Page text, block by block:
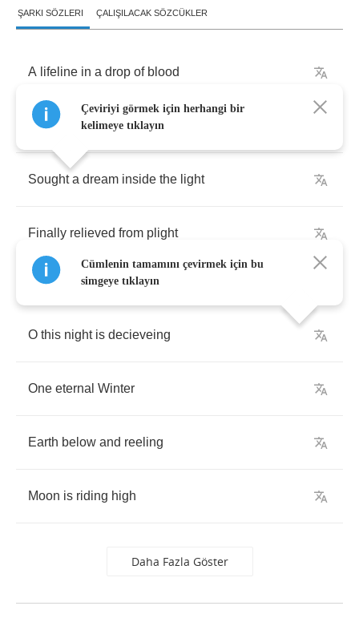
ŞARKI SÖZLERI ÇALIŞILACAK SÖZCÜKLER
A lifeline in a drop of blood
A dying wish to shut a God
Sought a dream inside the light
Finally relieved from plight
O this night is decieveing
One eternal Winter
Earth below and reeling
Moon is riding high
Daha Fazla Göster
Çeviriyi görmek için herhangi bir
kelimeye tıklayın
Cümlenin tamamını çevirmek için bu
simgeye tıklayın